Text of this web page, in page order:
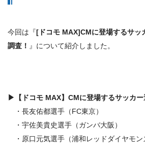
今回は『[ドコモ MAX]CMに登場するサッ
調査！ 』について紹介しました。
▶
【ドコモ MAX】CMに登場するサッカ
・長友佑都選手（FC東京）
・宇佐美貴史選手（ガンバ大阪）
・原口元気選手（浦和レッドダイヤモン